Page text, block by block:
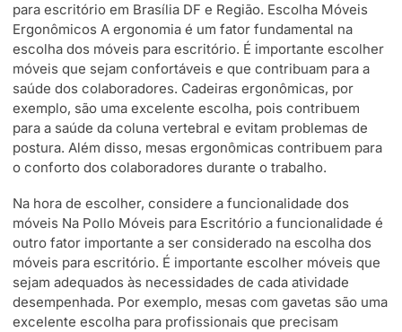
para escritório em Brasília DF e Região. Escolha Móveis
Ergonômicos A ergonomia é um fator fundamental na
escolha dos móveis para escritório. É importante escolher
móveis que sejam confortáveis e que contribuam para a
saúde dos colaboradores. Cadeiras ergonômicas, por
exemplo, são uma excelente escolha, pois contribuem
para a saúde da coluna vertebral e evitam problemas de
postura. Além disso, mesas ergonômicas contribuem para
o conforto dos colaboradores durante o trabalho.
Na hora de escolher, considere a funcionalidade dos
móveis Na Pollo Móveis para Escritório a funcionalidade é
outro fator importante a ser considerado na escolha dos
móveis para escritório. É importante escolher móveis que
sejam adequados às necessidades de cada atividade
desempenhada. Por exemplo, mesas com gavetas são uma
excelente escolha para profissionais que precisam